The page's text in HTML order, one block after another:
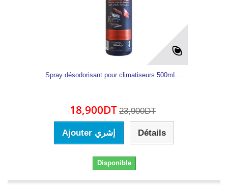
Spray désodorisant pour climatiseurs 500mL...
18,900DT 23,900DT
Ajouter إشري Détails
Disponible